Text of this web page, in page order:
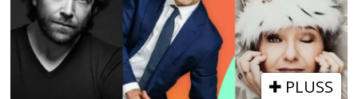
PLUSS